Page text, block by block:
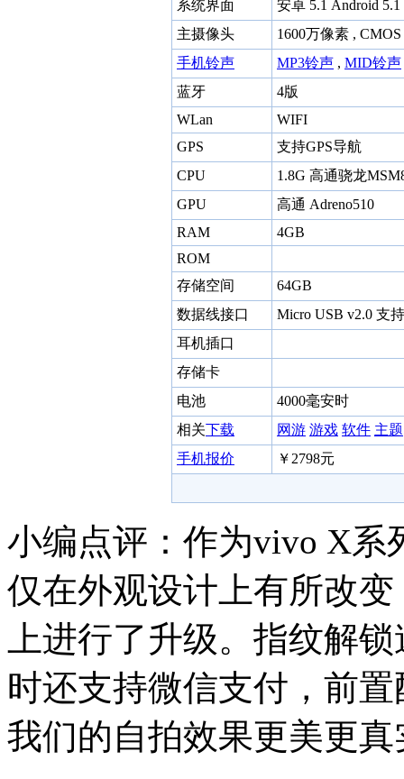
系统界面
安卓 5.1 Android 5.1
主摄像头
1600万像素 ,
手机铃声
MP3铃声 , MID铃声
蓝牙
4版
WLan
WIFI
GPS
支持GPS导航
CPU
1.8G 高通骁龙
GPU
高通 Adreno510
RAM
4GB
ROM
存储空间
64GB
数据线接口
Micro USB v2.0 支
耳机插口
存储卡
电池
4000毫安时
相关下载 网游 游戏 软件 主题
手机报价
￥2798元
小编点评：作为vivo X系
仅在外观设计上有所改
上进行了升级。指纹解
时还支持微信支付，前
我们的自拍效果更美更真